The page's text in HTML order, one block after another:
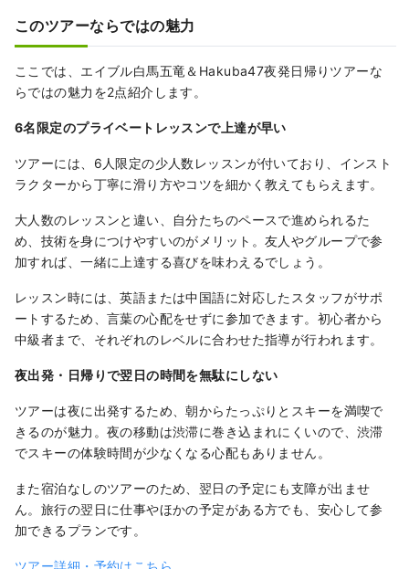
このツアーならではの魅力
ここでは、エイブル白馬五竜＆Hakuba47夜発日帰りツアーな
らではの魅力を2点紹介します。
6名限定のプライベートレッスンで上達が早い
ツアーには、6人限定の少人数レッスンが付いており、インスト
ラクターから丁寧に滑り方やコツを細かく教えてもらえます。
大人数のレッスンと違い、自分たちのペースで進められるた
め、技術を身につけやすいのがメリット。友人やグループで参
加すれば、一緒に上達する喜びを味わえるでしょう。
レッスン時には、英語または中国語に対応したスタッフがサポ
ートするため、言葉の心配をせずに参加できます。初心者から
中級者まで、それぞれのレベルに合わせた指導が行われます。
夜出発・日帰りで翌日の時間を無駄にしない
ツアーは夜に出発するため、朝からたっぷりとスキーを満喫で
きるのが魅力。夜の移動は渋滞に巻き込まれにくいので、渋滞
でスキーの体験時間が少なくなる心配もありません。
また宿泊なしのツアーのため、翌日の予定にも支障が出ませ
ん。旅行の翌日に仕事やほかの予定がある方でも、安心して参
加できるプランです。
ツアー詳細・予約はこちら